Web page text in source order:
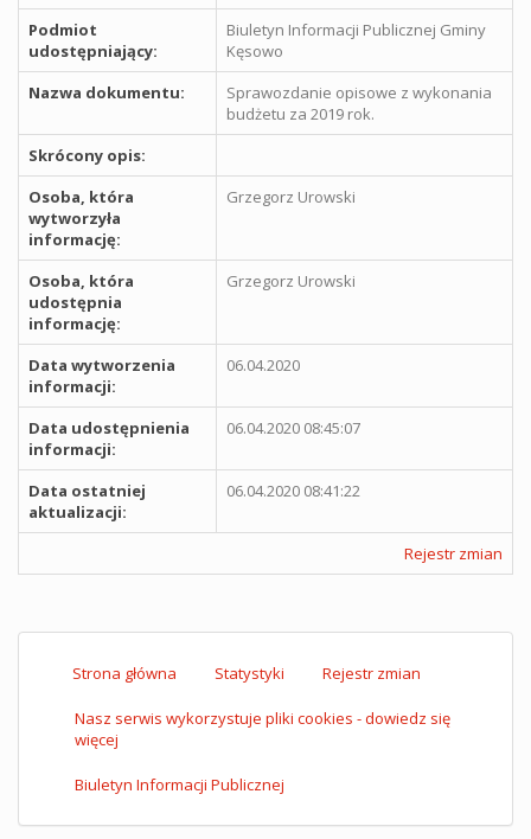
Podmiot
udostępniający:
Biuletyn Informacji Publicznej Gminy
Kęsowo
Nazwa dokumentu:
Sprawozdanie opisowe z wykonania
budżetu za 2019 rok.
Skrócony opis:
Osoba, która
wytworzyła
informację:
Grzegorz Urowski
Osoba, która
udostępnia
informację:
Grzegorz Urowski
Data wytworzenia
informacji:
06.04.2020
Data udostępnienia
informacji:
06.04.2020 08:45:07
Data ostatniej
aktualizacji:
06.04.2020 08:41:22
Rejestr zmian
Strona główna Statystyki Rejestr zmian
Nasz serwis wykorzystuje pliki cookies - dowiedz się
więcej
Biuletyn Informacji Publicznej